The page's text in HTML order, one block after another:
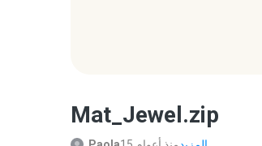
Mat_Jewel.zip